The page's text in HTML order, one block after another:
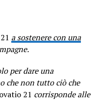
a sostenere con una
per dare una
che non tutto ciò che
21 corrisponde alle